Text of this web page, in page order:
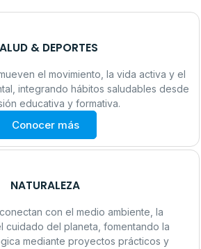
& DEPORTES
el movimiento, la vida activa y el
integrando hábitos saludables desde
educativa y formativa.
Conocer más
NATURALEZA
con el medio ambiente, la
cuidado del planeta, fomentando la
mediante proyectos prácticos y